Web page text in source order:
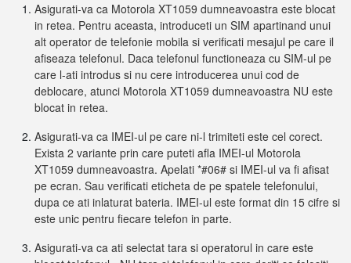
Asigurati-va ca Motorola XT1059 dumneavoastra este blocat
in retea. Pentru aceasta, introduceti un SIM apartinand unui
alt operator de telefonie mobila si verificati mesajul pe care il
afiseaza telefonul. Daca telefonul functioneaza cu SIM-ul pe
care l-ati introdus si nu cere introducerea unui cod de
deblocare, atunci Motorola XT1059 dumneavoastra NU este
blocat in retea.
Asigurati-va ca IMEI-ul pe care ni-l trimiteti este cel corect.
Exista 2 variante prin care puteti afla IMEI-ul Motorola
XT1059 dumneavoastra. Apelati *#06# si IMEI-ul va fi afisat
pe ecran. Sau verificati eticheta de pe spatele telefonului,
dupa ce ati inlaturat bateria. IMEI-ul este format din 15 cifre si
este unic pentru fiecare telefon in parte.
Asigurati-va ca ati selectat tara si operatorul in care este